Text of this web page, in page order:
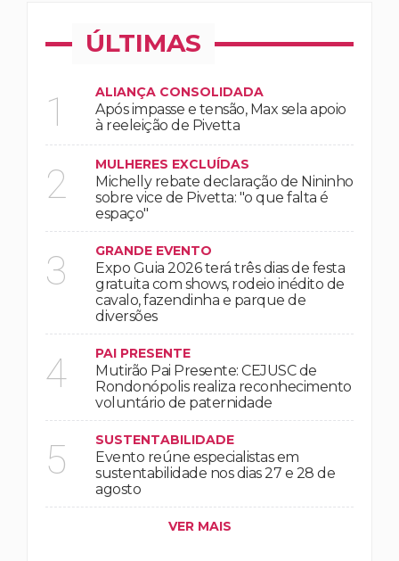
ÚLTIMAS
1 ALIANÇA CONSOLIDADA
Após impasse e tensão, Max sela apoio
à reeleição de Pivetta
2 MULHERES EXCLUÍDAS
Michelly rebate declaração de Nininho
sobre vice de Pivetta: "o que falta é
espaço"
3 GRANDE EVENTO
Expo Guia 2026 terá três dias de festa
gratuita com shows, rodeio inédito de
cavalo, fazendinha e parque de
diversões
4 PAI PRESENTE
Mutirão Pai Presente: CEJUSC de
Rondonópolis realiza reconhecimento
voluntário de paternidade
5 SUSTENTABILIDADE
Evento reúne especialistas em
sustentabilidade nos dias 27 e 28 de
agosto
VER MAIS